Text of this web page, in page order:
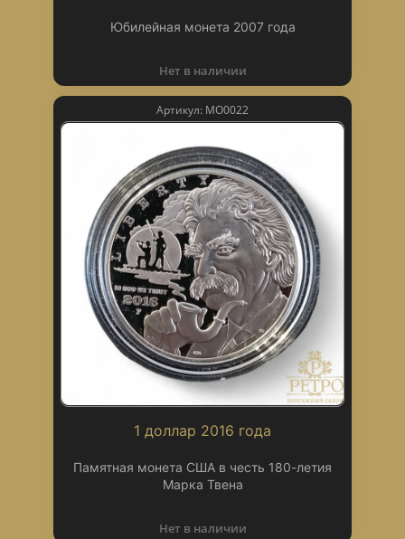
Юбилейная монета 2007 года
Нет в наличии
Артикул: МО0022
1 доллар 2016 года
Памятная монета США в честь 180-летия
Марка Твена
Нет в наличии